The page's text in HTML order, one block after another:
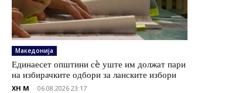
Македонија
Единаесет општини сè уште им должат пари
на избирачките одбори за ланските избори
XH M - 06.08.2026 23:17